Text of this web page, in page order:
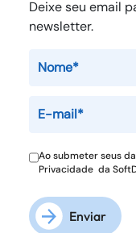
Deixe seu email
newsletter.
Ao submeter seus
Privacidade da
Enviar